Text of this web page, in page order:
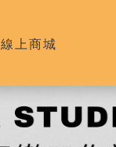
線上商城